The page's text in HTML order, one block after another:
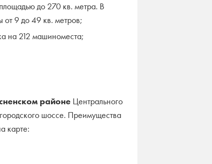
до 270 кв. метра. В
от 9 до 49 кв. метров;
на 212 машиноместа;
районе Центрального
шоссе. Преимущества
карте: